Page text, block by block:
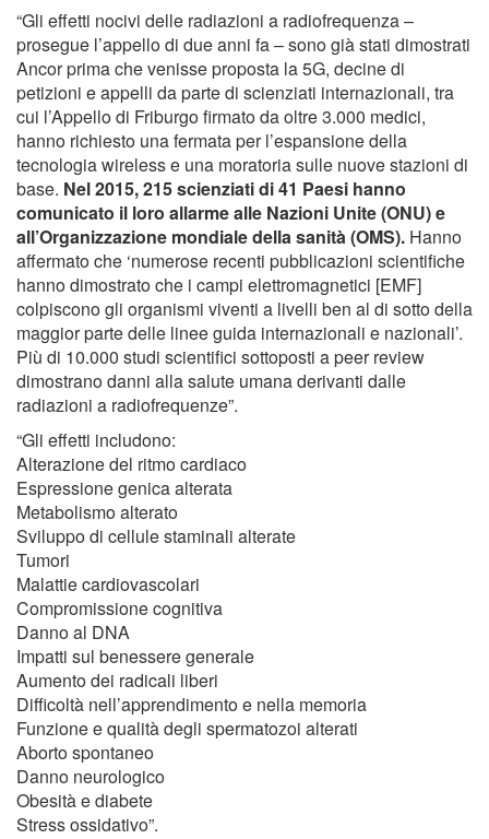
“Gli effetti nocivi delle radiazioni a radiofrequenza –
prosegue l’appello di due anni fa – sono già stati dimostrati
Ancor prima che venisse proposta la 5G, decine di
petizioni e appelli da parte di scienziati internazionali, tra
cui l’Appello di Friburgo firmato da oltre 3.000 medici,
hanno richiesto una fermata per l’espansione della
tecnologia wireless e una moratoria sulle nuove stazioni di
base. Nel 2015, 215 scienziati di 41 Paesi hanno
comunicato il loro allarme alle Nazioni Unite (ONU) e
all’Organizzazione mondiale della sanità (OMS). Hanno
affermato che ‘numerose recenti pubblicazioni scientifiche
hanno dimostrato che i campi elettromagnetici [EMF]
colpiscono gli organismi viventi a livelli ben al di sotto della
maggior parte delle linee guida internazionali e nazionali’.
Più di 10.000 studi scientifici sottoposti a peer review
dimostrano danni alla salute umana derivanti dalle
radiazioni a radiofrequenze”.
“Gli effetti includono:
Alterazione del ritmo cardiaco
Espressione genica alterata
Metabolismo alterato
Sviluppo di cellule staminali alterate
Tumori
Malattie cardiovascolari
Compromissione cognitiva
Danno al DNA
Impatti sul benessere generale
Aumento dei radicali liberi
Difficoltà nell’apprendimento e nella memoria
Funzione e qualità degli spermatozoi alterati
Aborto spontaneo
Danno neurologico
Obesità e diabete
Stress ossidativo”.